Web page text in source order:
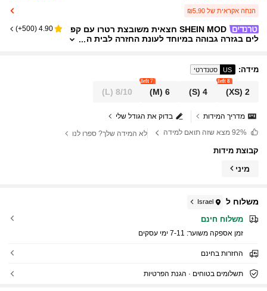
הנחה אקראית של ₪5.90
SHEIN MOD חצאית משובצת רטרו עם קפ
לים בגזרה גבוהה במיוחד לעונת החזרה לבית ה
4.90
(
500+
)
מידה:
US סטנדרטי
2
(XS)
8 left
4
(S)
6
(M)
7 left
8/10
(L)
בדוק את הגודל שלי
מדריך המידות
מצא שזה תואם למידה לא המידה שלך? ספרו לנו
קבוצת מידות
מיני
משלוח ל Israel
משלוח חינם
זמן אספקה ​​משוער: 7-11 ימי עסקים
החזרות בחינם
תשלומים בטוחים · הגנת הפרטיות